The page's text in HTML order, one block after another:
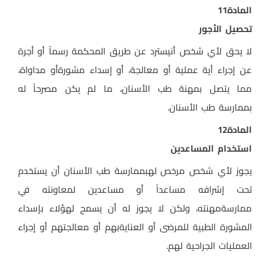
المادة11
تحصيل الأجور
لا يحق لأي شخص أنيسترد عن طريق المحكمة رسماً أو أجرة
عن إجراء أية عملية أو معالجة، أو إسداء مشورةأو مداواة،
مما يتصل بمهنة طب الأسنان، ما لم يكن مصرحاً له
بممارسة طب الأسنان.
المادة12
استخدام المساعدين
يجوز لأي شخص مرخص لهبممارسة طب الأسنان أن يستخدم
تحت إشرافه مساعداً أو مساعدين لمعاونته في
ممارسةمهنته، ولكن لا يجوز له أن يسمح لهؤلاء بإسداء
المشورة الطبية للمرضى أو العنايةبهم أو معالجتهم أو إجراء
العمليات الجراحية لهم.